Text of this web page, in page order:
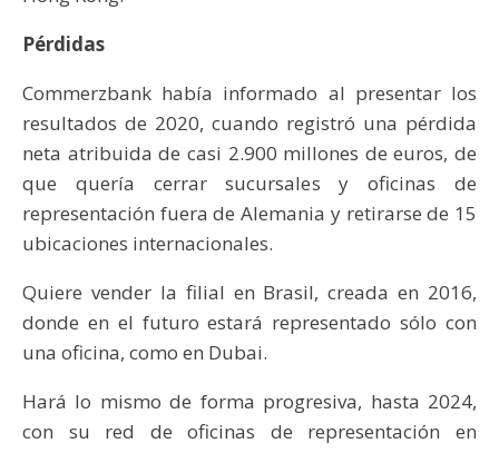
Pérdidas
Commerzbank había informado al presentar los
resultados de 2020, cuando registró una pérdida
neta atribuida de casi 2.900 millones de euros, de
que quería cerrar sucursales y oficinas de
representación fuera de Alemania y retirarse de 15
ubicaciones internacionales.
Quiere vender la filial en Brasil, creada en 2016,
donde en el futuro estará representado sólo con
una oficina, como en Dubai.
Hará lo mismo de forma progresiva, hasta 2024,
con su red de oficinas de representación en